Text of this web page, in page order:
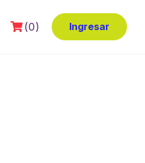
(0) Ingresar